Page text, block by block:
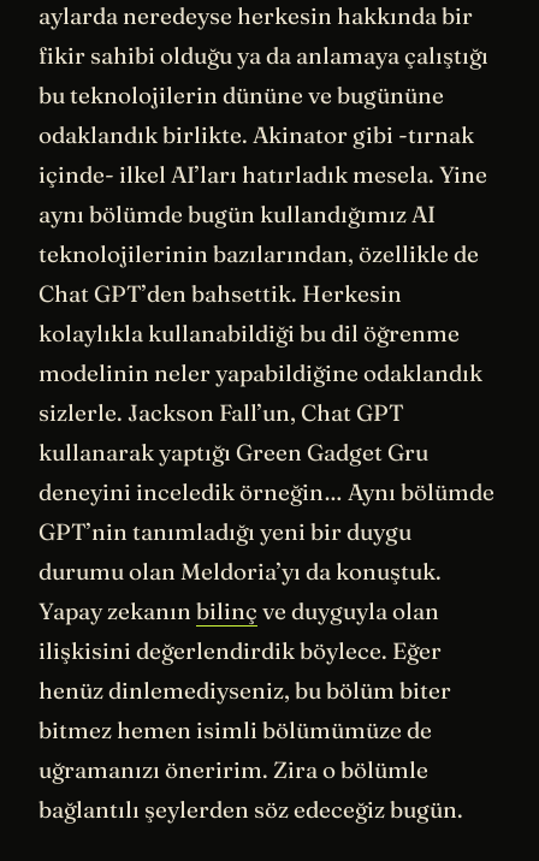
aylarda neredeyse herkesin hakkında bir
fikir sahibi olduğu ya da anlamaya çalıştığı
bu teknolojilerin dününe ve bugününe
odaklandık birlikte. Akinator gibi -tırnak
içinde- ilkel AI’ları hatırladık mesela. Yine
aynı bölümde bugün kullandığımız AI
teknolojilerinin bazılarından, özellikle de
Chat GPT’den bahsettik. Herkesin
kolaylıkla kullanabildiği bu dil öğrenme
modelinin neler yapabildiğine odaklandık
sizlerle. Jackson Fall’un, Chat GPT
kullanarak yaptığı Green Gadget Gru
deneyini inceledik örneğin… Aynı bölümde
GPT’nin tanımladığı yeni bir duygu
durumu olan Meldoria’yı da konuştuk.
Yapay zekanın bilinç ve duyguyla olan
ilişkisini değerlendirdik böylece. Eğer
henüz dinlemediyseniz, bu bölüm biter
bitmez hemen isimli bölümümüze de
uğramanızı öneririm. Zira o bölümle
bağlantılı şeylerden söz edeceğiz bugün.